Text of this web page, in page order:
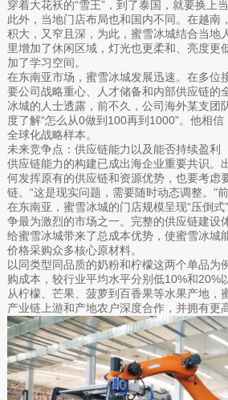
穿着大花袄的“雪王”，到了泰国，就要换上
此外，当地门店布局也和国内不同。在越南
积大，又窄且深，为此，蜜雪冰城结合当地
里增加了休闲区域，灯光也更柔和、亮度更
加了学习空间。
在东南亚市场，蜜雪冰城发展迅速。在多位
要公司战略重心、人才储备和内部供应链的
冰城的人士透露，前不久，公司海外某支团
度了解“怎么从0做到100再到1000”。他相
全球化战略样本。
未来竞争点：供应链能力以及能否持续盈利
供应链能力的构建已成出海企业重要共识。
何发挥原有的供应链和资源优势，也要考虑
链。“这是现实问题，需要随时动态调整。”
在东南亚，蜜雪冰城的门店规模呈现“压倒
争最为激烈的市场之一。完整的供应链建设
给蜜雪冰城带来了总成本优势，使蜜雪冰城
价格采购众多核心原材料。
以同类型同品质的奶粉和柠檬这两个单品为
购成本，较行业平均水平分别低10%和20%
从柠檬、芒果、菠萝到百香果等水果产地，
产业链上游和产地农户深度合作，并拥有更